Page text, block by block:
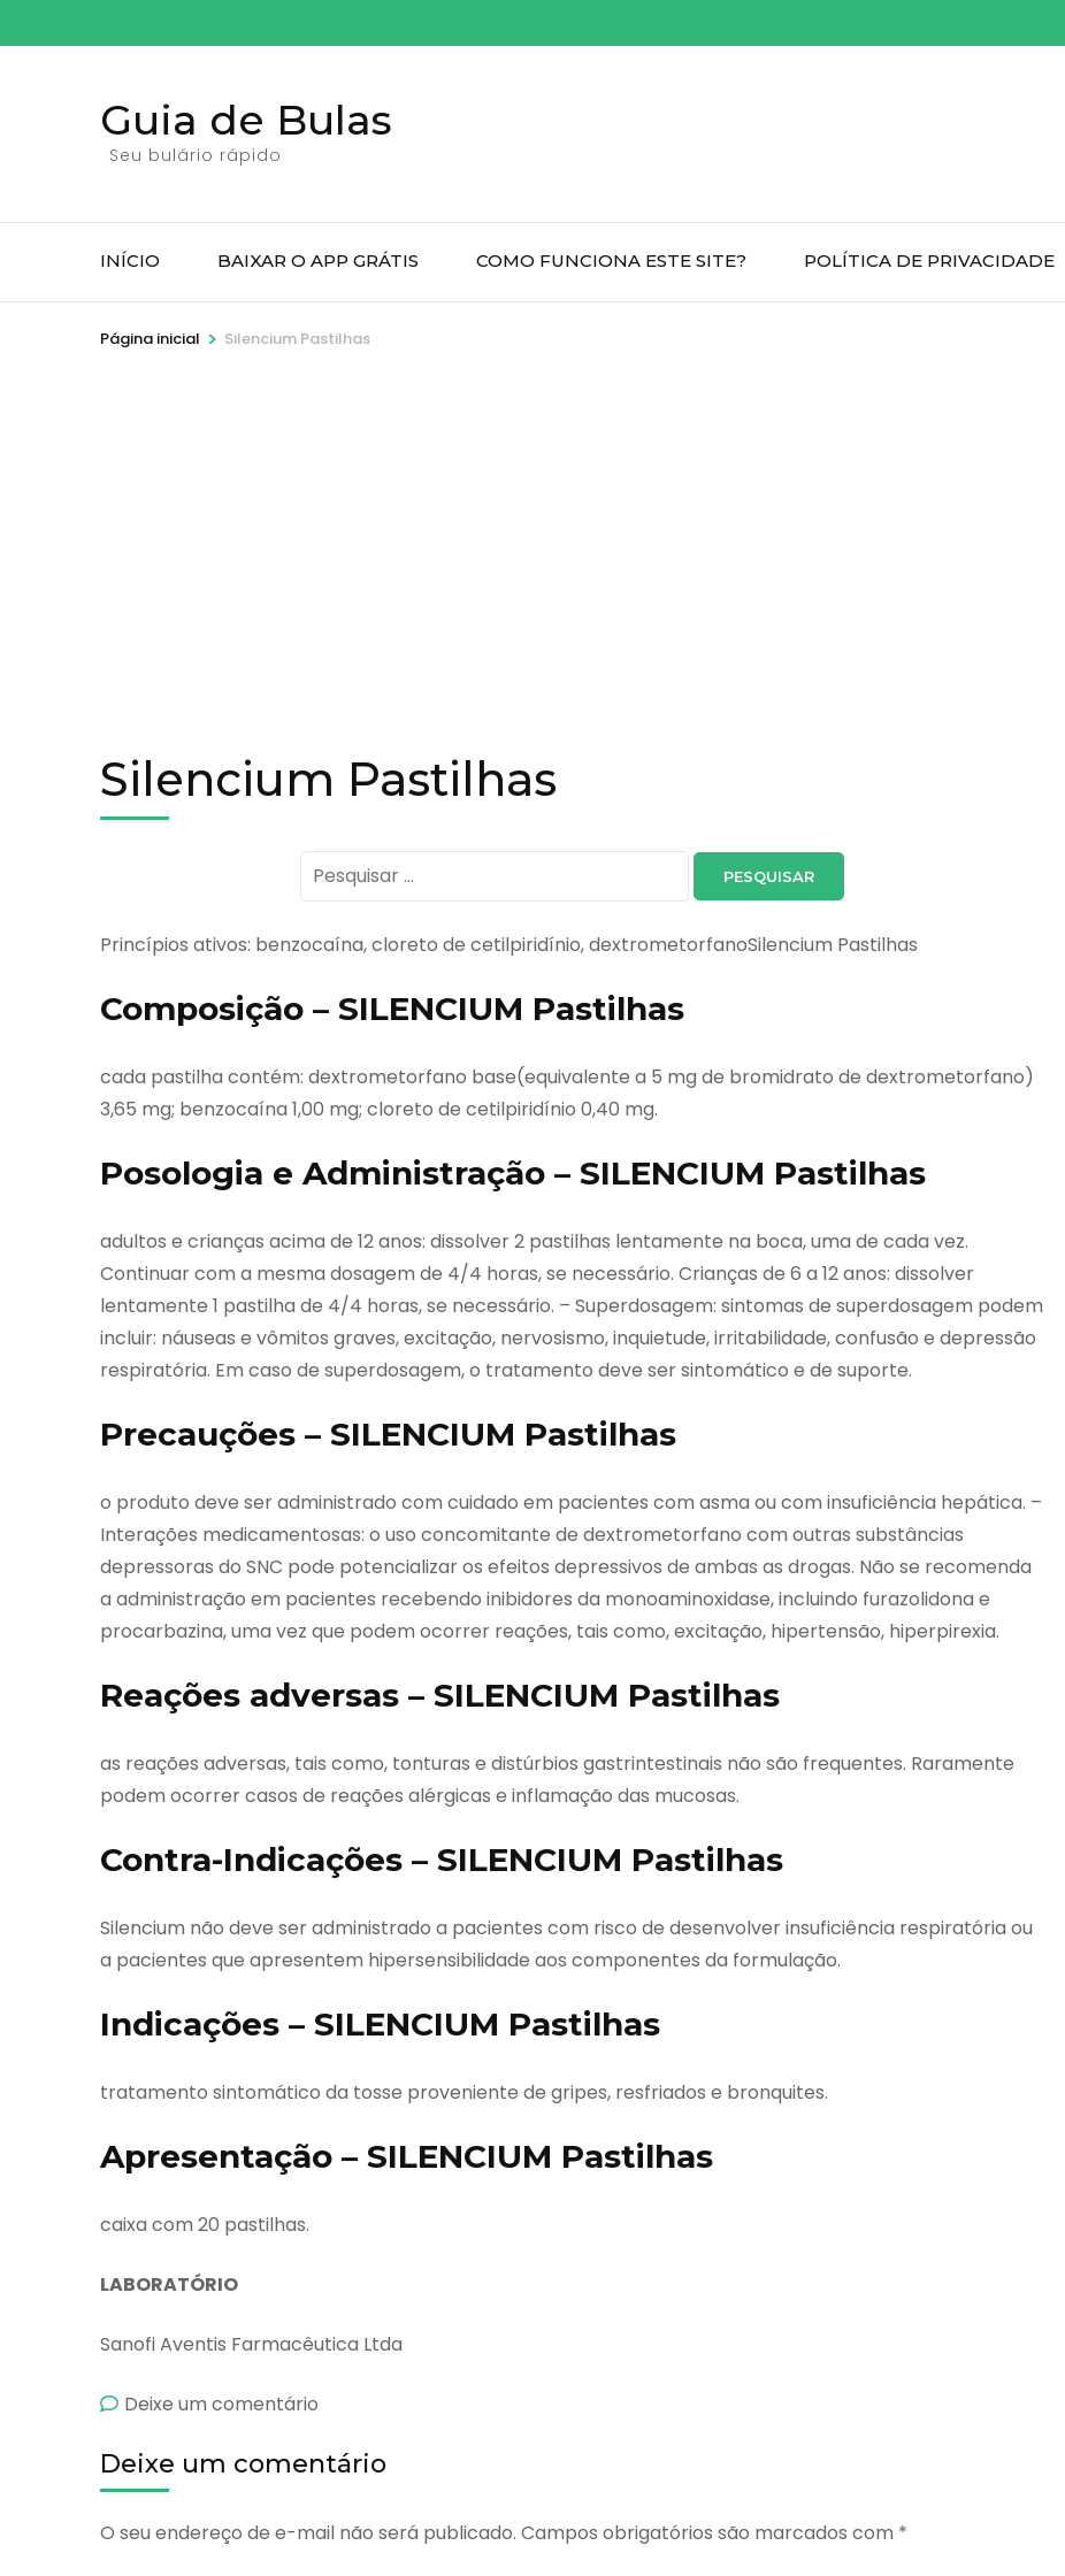
para
Guia de Bulas
Seu bulário rápido
INÍCIO BAIXAR O APP GRÁTIS COMO FUNCIONA ESTE SITE? POLÍTICA DE PRIVACIDADE
Página inicial > Silencium Pastilhas
Silencium Pastilhas
Pesquisar
por:
Princípios ativos: benzocaína, cloreto de cetilpiridínio, dextrometorfanoSilencium Pastilhas
Composição – SILENCIUM Pastilhas
cada pastilha contém: dextrometorfano base(equivalente a 5 mg de bromidrato de dextrometorfano)
3,65 mg; benzocaína 1,00 mg; cloreto de cetilpiridínio 0,40 mg.
Posologia e Administração – SILENCIUM Pastilhas
adultos e crianças acima de 12 anos: dissolver 2 pastilhas lentamente na boca, uma de cada vez.
Continuar com a mesma dosagem de 4/4 horas, se necessário. Crianças de 6 a 12 anos: dissolver
lentamente 1 pastilha de 4/4 horas, se necessário. – Superdosagem: sintomas de superdosagem podem
incluir: náuseas e vômitos graves, excitação, nervosismo, inquietude, irritabilidade, confusão e depressão
respiratória. Em caso de superdosagem, o tratamento deve ser sintomático e de suporte.
Precauções – SILENCIUM Pastilhas
o produto deve ser administrado com cuidado em pacientes com asma ou com insuficiência hepática. –
Interações medicamentosas: o uso concomitante de dextrometorfano com outras substâncias
depressoras do SNC pode potencializar os efeitos depressivos de ambas as drogas. Não se recomenda
a administração em pacientes recebendo inibidores da monoaminoxidase, incluindo furazolidona e
procarbazina, uma vez que podem ocorrer reações, tais como, excitação, hipertensão, hiperpirexia.
Reações adversas – SILENCIUM Pastilhas
as reações adversas, tais como, tonturas e distúrbios gastrintestinais não são frequentes. Raramente
podem ocorrer casos de reações alérgicas e inflamação das mucosas.
Contra-Indicações – SILENCIUM Pastilhas
Silencium não deve ser administrado a pacientes com risco de desenvolver insuficiência respiratória ou
a pacientes que apresentem hipersensibilidade aos componentes da formulação.
Indicações – SILENCIUM Pastilhas
tratamento sintomático da tosse proveniente de gripes, resfriados e bronquites.
Apresentação – SILENCIUM Pastilhas
caixa com 20 pastilhas.
LABORATÓRIO
Sanofi Aventis Farmacêutica Ltda
Deixe um comentário
Deixe um comentário
O seu endereço de e-mail não será publicado. Campos obrigatórios são marcados com *